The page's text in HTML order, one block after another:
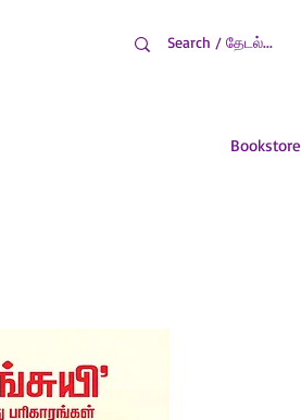
Bookstore